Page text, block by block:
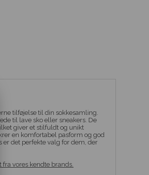
tilføjelse til din sokkesamling.
til lave sko eller sneakers. De
giver et stilfuldt og unikt
en komfortabel pasform og god
er det perfekte valg for dem, der
fra vores kendte brands.